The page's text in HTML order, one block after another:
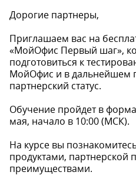
Дорогие партнеры,
Приглашаем вас на
«МойОфис Первый шаг»,
подготовиться к
МойОфис и в дальнейшем
партнерский статус.
Обучение пройдет в
мая, начало в 10:00 (МСК).
На курсе вы
продуктами, партнерской
преимуществами.